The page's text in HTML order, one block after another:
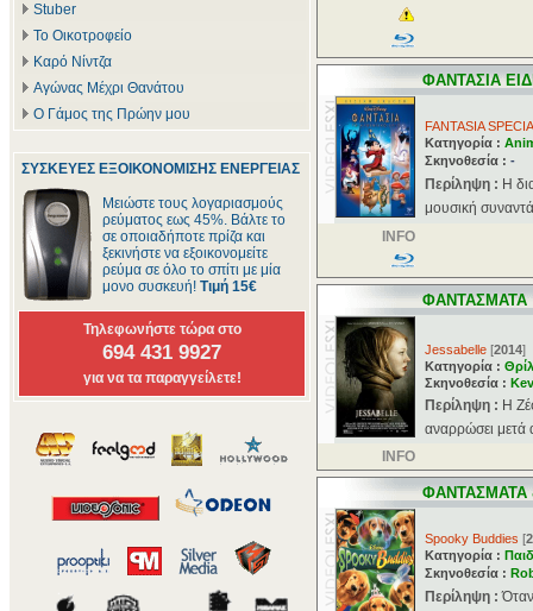
Stuber
Το Οικοτροφείο
Καρό Νίντζα
Αγώνας Μέχρι Θανάτου
Ο Γάμος της Πρώην μου
ΣΥΣΚΕΥΕΣ ΕΞΟΙΚΟΝΟΜΙΣΗΣ ΕΝΕΡΓΕΙΑΣ
Μειώστε τους λογαριασμούς
ρεύματος εως 45%. Βάλτε το
σε οποιαδήποτε πρίζα και
ξεκινήστε να εξοικονομείτε
ρεύμα σε όλο το σπίτι με μία
μονο συσκευή! Τιμή 15€
Τηλεφωνήστε τώρα στο
694 431 9927
για να τα παραγγείλετε!
ΦΑΝΤΑΣΙΑ
FANTASIA
Κατηγορία :
Σκηνοθεσία : -
Περίληψη : Η
μουσική συναντά
INFO
ΦΑΝΤΑΣΜΑΤΑ
Jessabelle [2014]
Κατηγορία :
Σκηνοθεσία :
Περίληψη : Η
αναρρώσει μετά
INFO
ΦΑΝΤΑΣΜΑΤΑ
Spooky Buddies [
Κατηγορία :
Σκηνοθεσία :
Περίληψη :Όταν